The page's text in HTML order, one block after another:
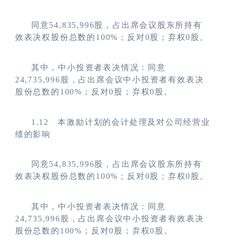
同意54,835,996股，占出席会议股东所持有
效表决权股份总数的100%；反对0股；弃权0股。
其中，中小投资者表决情况：同意
24,735,996股，占出席会议中小投资者有效表决
股份总数的100%；反对0股；弃权0股。
1.12本激励计划的会计处理及对公司经营业
绩的影响
同意54,835,996股，占出席会议股东所持有
效表决权股份总数的100%；反对0股；弃权0股。
其中，中小投资者表决情况：同意
24,735,996股，占出席会议中小投资者有效表决
股份总数的100%；反对0股；弃权0股。